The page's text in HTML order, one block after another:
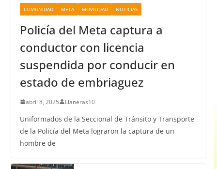
COMUNIDAD META MOVILIDAD NOTICIAS
Policía del Meta captura a
conductor con licencia
suspendida por conducir en
estado de embriaguez
abril 8, 2025 Llaneras10
Uniformados de la Seccional de Tránsito y Transporte
de la Policía del Meta lograron la captura de un
hombre de